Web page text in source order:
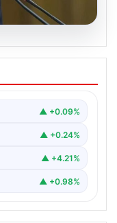
da
▲ +0.09%
▲ +0.24%
▲ +4.21%
▲ +0.98%